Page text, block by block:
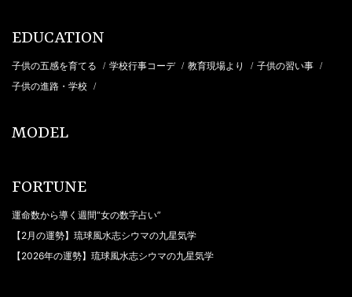
EDUCATION
子供の五感を育てる / 学校行事コーデ / 教育現場より / 子供の習い事 /
子供の進路・学校 /
MODEL
FORTUNE
運命数から導く週間“女の数字占い”
【2月の運勢】琉球風水志シウマの九星気学
【2026年の運勢】琉球風水志シウマの九星気学